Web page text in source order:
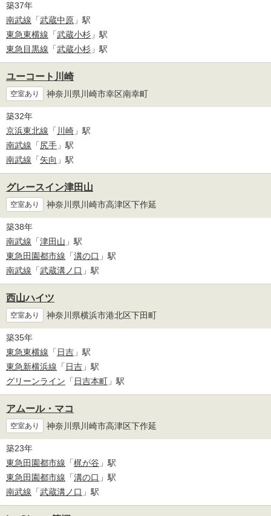
築37年
南武線 「武蔵中原 」駅
東急東横線 「武蔵小杉 」駅
東急目黒線 「武蔵小杉 」駅
ユーコート川崎
空室あり 神奈川県川崎市幸区南幸町
築32年
京浜東北線 「 川崎 」駅
南武線 「尻手 」駅
南武線 「矢向 」駅
グレースイン津田山
空室あり 神奈川県川崎市高津区下作延
築38年
南武線 「津田山 」駅
東急田園都市線 「溝の口 」駅
南武線 「武蔵溝ノ口 」駅
西山ハイツ
空室あり 神奈川県横浜市港北区下田町
築35年
東急東横線 「 日吉 」駅
東急新横浜線 「 日吉 」駅
グリーンライン 「 日吉本町 」駅
アムール・マコ
空室あり 神奈川県川崎市高津区下作延
築23年
東急田園都市線 「梶が谷 」駅
東急田園都市線 「溝の口 」駅
南武線 「武蔵溝ノ口 」駅